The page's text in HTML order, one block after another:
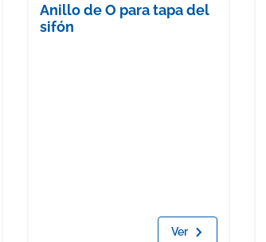
Anillo de O para tapa del
sifón
Ver